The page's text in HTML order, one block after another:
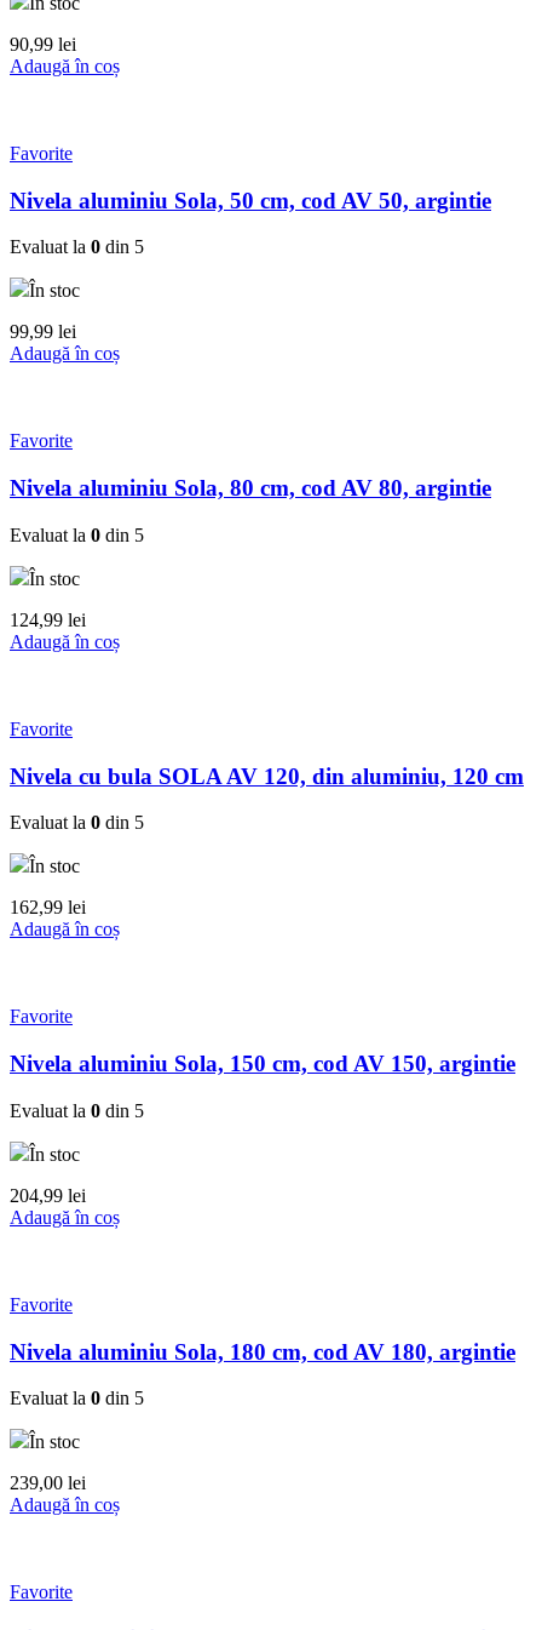
90,99 lei
Adaugă în coș
Favorite
Nivela aluminiu Sola, 50 cm, cod AV 50, argintie
Evaluat la 0 din 5
În stoc
99,99 lei
Adaugă în coș
Favorite
Nivela aluminiu Sola, 80 cm, cod AV 80, argintie
Evaluat la 0 din 5
În stoc
124,99 lei
Adaugă în coș
Favorite
Nivela cu bula SOLA AV 120, din aluminiu, 120 cm
Evaluat la 0 din 5
În stoc
162,99 lei
Adaugă în coș
Favorite
Nivela aluminiu Sola, 150 cm, cod AV 150, argintie
Evaluat la 0 din 5
În stoc
204,99 lei
Adaugă în coș
Favorite
Nivela aluminiu Sola, 180 cm, cod AV 180, argintie
Evaluat la 0 din 5
În stoc
239,00 lei
Adaugă în coș
Favorite